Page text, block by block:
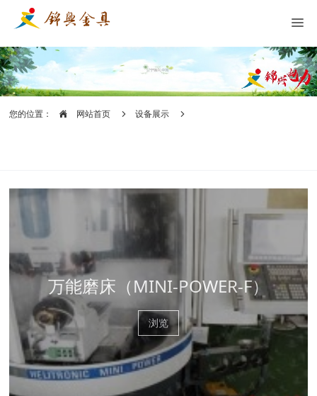
您的位置： 网站首页 设备展示
万能磨床（MINI-POWER-F）
浏览